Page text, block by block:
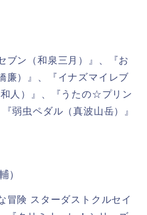
ブン（和泉三月）』、『お
廉）』、『イナズマイレブ
人）』、『うたの☆プリン
弱虫ペダル（真波山岳）』
）
冒険 スターダストクルセイ